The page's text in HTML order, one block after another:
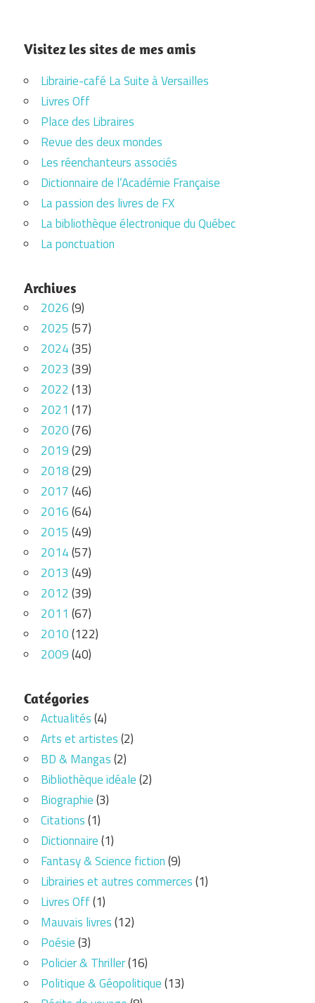
Visitez les sites de mes amis
Librairie-café La Suite à Versailles
Livres Off
Place des Libraires
Revue des deux mondes
Les réenchanteurs associés
Dictionnaire de l’Académie Française
La passion des livres de FX
La bibliothèque électronique du Québec
La ponctuation
Archives
2026(9)
2025 (57)
2024(35)
2023 (39)
2022 (13)
2021 (17)
2020(76)
2019(29)
2018(29)
2017 (46)
2016(64)
2015 (49)
2014(57)
2013 (49)
2012 (39)
2011 (67)
2010(122)
2009(40)
Catégories
Actualités(4)
Arts et artistes(2)
BD & Mangas(2)
Bibliothèque idéale(2)
Biographie(3)
Citations(1)
Dictionnaire(1)
Fantasy & Science fiction(9)
Librairies et autres commerces(1)
Livres Off(1)
Mauvais livres(12)
Poésie(3)
Policier & Thriller(16)
Politique & Géopolitique(13)